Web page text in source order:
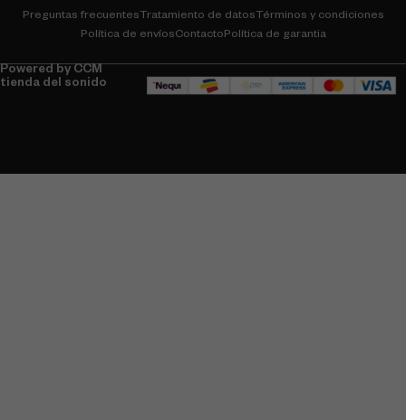
Preguntas frecuentes Tratamiento de datos Términos y condiciones
Política de envíosContactoPolítica de garantia
Powered by CCM
tienda del sonido